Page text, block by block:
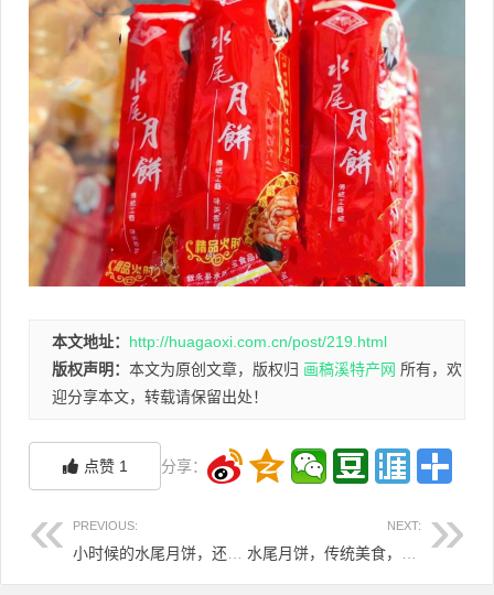
本文地址： http://huagaoxi.com.cn/post/219.html
版权声明： 本文为原创文章，版权归 画稿溪特产网 所有，欢
迎分享本文，转载请保留出处！
点赞 1 分享：
PREVIOUS: NEXT: